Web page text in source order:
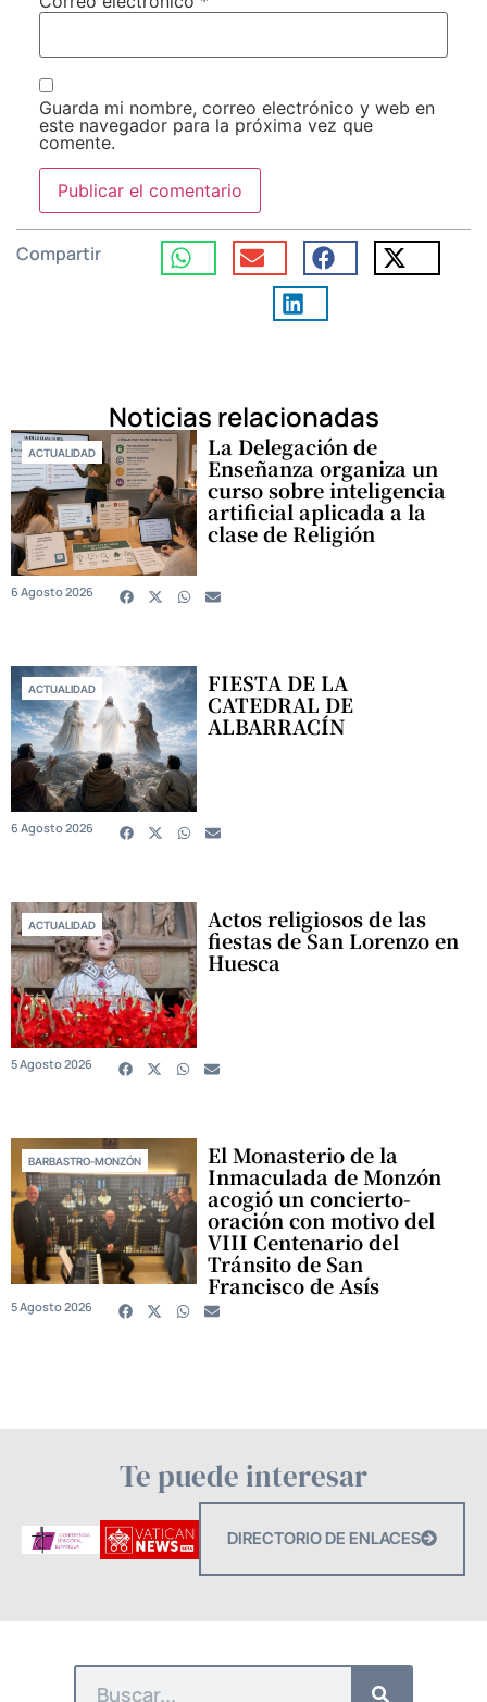
Guarda mi nombre, correo electrónico y web en
este navegador para la próxima vez que
comente.
Compartir
Noticias relacionadas
ACTUALIDAD La Delegación de
Enseñanza organiza un
curso sobre inteligencia
artificial aplicada a la
clase de Religión
6 Agosto 2026
ACTUALIDAD FIESTA DE LA
CATEDRAL DE
ALBARRACÍN
6 Agosto 2026
ACTUALIDAD Actos religiosos de las
fiestas de San Lorenzo en
Huesca
5 Agosto 2026
BARBASTRO-MONZÓN El Monasterio de la
Inmaculada de Monzón
acogió un concierto-
oración con motivo del
VIII Centenario del
Tránsito de San
Francisco de Asís
5 Agosto 2026
Te puede interesar
DIRECTORIO DE ENLACES